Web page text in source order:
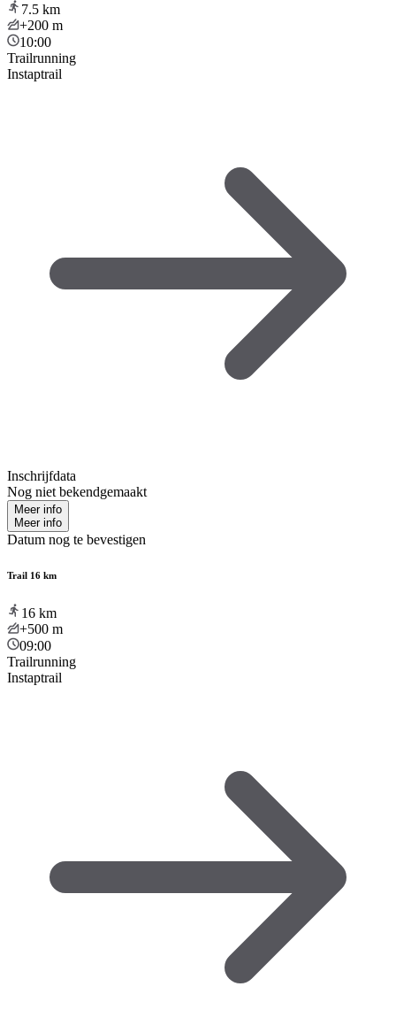
7.5 km
+200 m
10:00
Trailrunning
Instaptrail
Inschrijfdata
Nog niet bekendgemaakt
Meer info
Meer info
Datum nog te bevestigen
Trail 16 km
16 km
+500 m
09:00
Trailrunning
Instaptrail